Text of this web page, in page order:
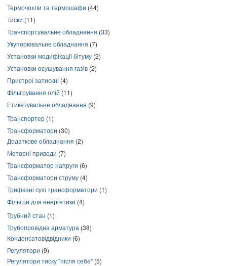
Термочохли та термошафи (44)
Тиски (11)
Транспортувальне обладнання (33)
Укупорювальне обладнання (7)
Установки модифікації бітуму (2)
Установки осушування газів (2)
Пристрої затискні (4)
Фільтрування олій (11)
Етикетувальне обладнання (9)
Транспортер (1)
Трансформатори (30)
Додаткове обладнання (2)
Моторні приводи (7)
Трансформатор напруги (6)
Трансформатори струму (4)
Трифазні сухі трансформатори (1)
Фільтри для енергетики (4)
Трубний стан (1)
Трубопровідна арматура (38)
Конденсатовідвідники (6)
Регулятори (9)
Регулятори тиску "після себе" (5)